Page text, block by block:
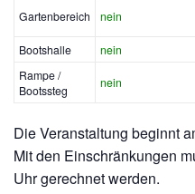
Gartenbereich nein
Bootshalle
nein
Rampe /
Bootssteg
nein
Die Veranstaltung beginnt
Mit den Einschränkungen
Uhr gerechnet werden.